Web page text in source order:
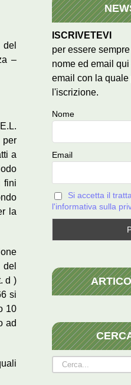
–
a
fini
la
d )
si
10
ad
ISCRIVETEVI
per essere
nome ed email
email con la quale
l'iscrizione.
Nome
Email
Si accetta il
l'informativa sulla
Cerca
per: